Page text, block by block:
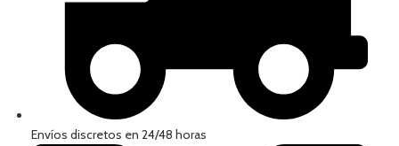
Envíos discretos en 24/48 horas